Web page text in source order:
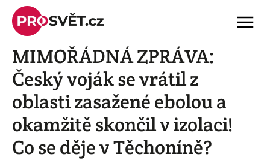
Skip
content
Menu
MIMOŘÁDNÁ ZPRÁVA:
Český voják se vrátil z
oblasti zasažené ebolou a
okamžitě skončil v izolaci!
Co se děje v Těchoníně?